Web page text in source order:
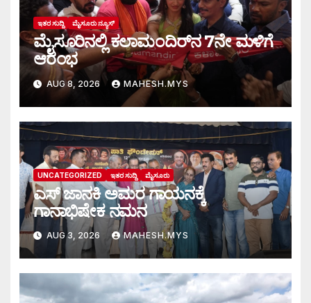
ಇತರ ಸುದ್ದಿ ಮೈಸೂರು ನ್ಯೂಸ್
ಮೈಸೂರಿನಲ್ಲಿ ಕಲಾಮಂದಿರ್‌ನ 7ನೇ ಮಳಿಗೆ
ಆರಂಭ
AUG 8, 2026 MAHESH.MYS
UNCATEGORIZED ಇತರ ಸುದ್ದಿ ಮೈಸೂರು
ಎಸ್ ಜಾನಕಿ ಅಮರ ಗಾಯನಕ್ಕೆ
ಗಾನಾಭಿಷೇಕ ನಮನ
AUG 3, 2026 MAHESH.MYS